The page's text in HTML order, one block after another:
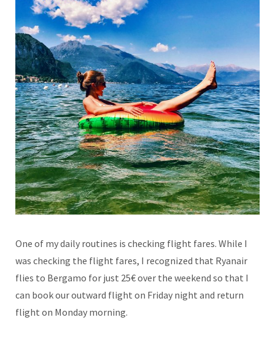
One of my daily routines is checking flight fares. While I
was checking the flight fares, I recognized that Ryanair
flies to Bergamo for just 25€ over the weekend so that I
can book our outward flight on Friday night and return
flight on Monday morning.